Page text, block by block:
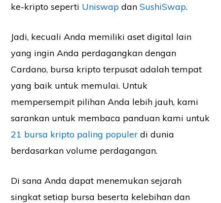
ke-kripto seperti Uniswap danSushiSwap.
Jadi, kecuali Anda memiliki aset digital lain
yang ingin Anda perdagangkan dengan
Cardano, bursa kripto terpusat adalah tempat
yang baik untuk memulai. Untuk
mempersempit pilihan Anda lebih jauh, kami
sarankan untuk membaca panduan kami untuk
21 bursa kripto paling populer di dunia
berdasarkan volume perdagangan.
Di sana Anda dapat menemukan sejarah
singkat setiap bursa beserta kelebihan dan